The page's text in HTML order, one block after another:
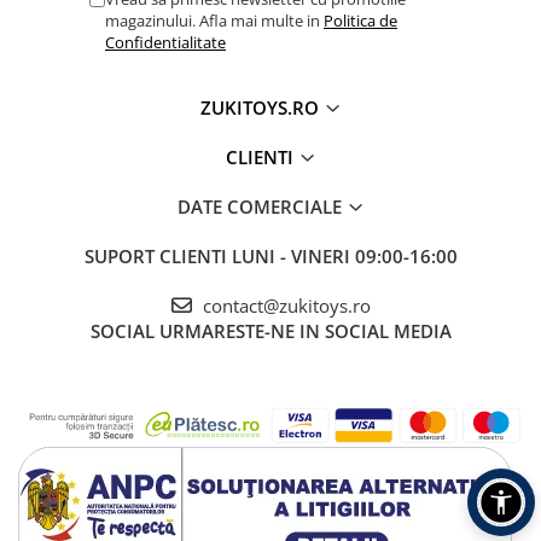
magazinului. Afla mai multe in Politica de
Confidentialitate
ZUKITOYS.RO
CLIENTI
DATE COMERCIALE
SUPORT CLIENTI LUNI - VINERI 09:00-16:00
contact@zukitoys.ro
SOCIAL URMARESTE-NE IN SOCIAL MEDIA